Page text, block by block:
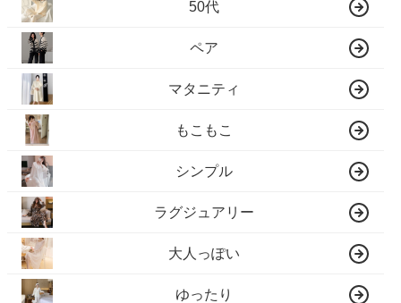
50代
ペア
マタニティ
もこもこ
シンプル
ラグジュアリー
大人っぽい
ゆったり